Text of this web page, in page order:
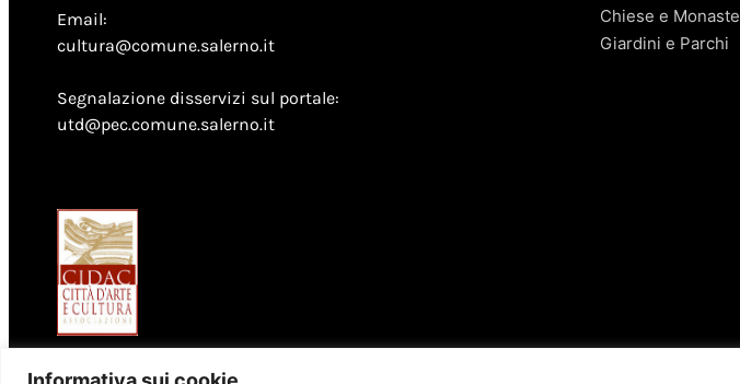
Email:
cultura@comune.salerno.it
Segnalazione disservizi sul portale:
utd@pec.comune.salerno.it
Chiese e
Giardini e Parchi